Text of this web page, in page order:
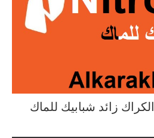
Nitro Pro 14.41.0.15 الكراك زائد شبابيك للماك